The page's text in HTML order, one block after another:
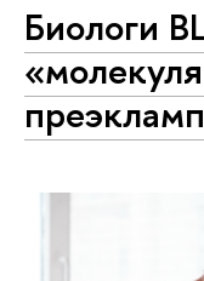
Биологи